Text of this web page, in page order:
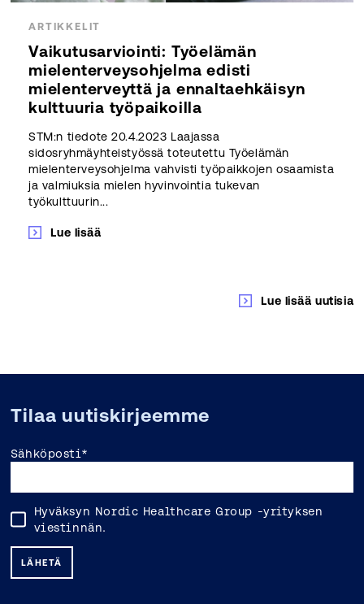
ARTIKKELIT
Vaikutusarviointi: Työelämän
mielenterveysohjelma edisti
mielenterveyttä ja ennaltaehkäisyn
kulttuuria työpaikoilla
STM:n tiedote 20.4.2023 Laajassa
sidosryhmäyhteistyössä toteutettu Työelämän
mielenterveysohjelma vahvisti työpaikkojen osaamista
ja valmiuksia mielen hyvinvointia tukevan
työkulttuurin...
Lue lisää
Lue lisää uutisia
Tilaa uutiskirjeemme
Sähköposti*
Hyväksyn Nordic Healthcare Group -yrityksen
viestinnän.